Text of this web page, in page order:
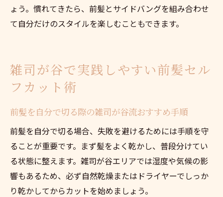
ょう。慣れてきたら、前髪とサイドバングを組み合わせ
て自分だけのスタイルを楽しむこともできます。
雑司が谷で実践しやすい前髪セル
フカット術
前髪を自分で切る際の雑司が谷流おすすめ手順
前髪を自分で切る場合、失敗を避けるためには手順を守
ることが重要です。まず髪をよく乾かし、普段分けてい
る状態に整えます。雑司が谷エリアでは湿度や気候の影
響もあるため、必ず自然乾燥またはドライヤーでしっか
り乾かしてからカットを始めましょう。